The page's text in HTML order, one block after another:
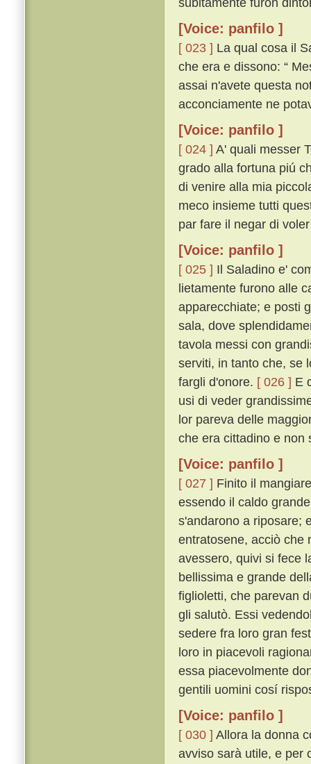
[Voice: panfilo ]
[ 023 ] La qual cosa il
che era e dissono: “
assai n'avete questa
acconciamente ne
[Voice: panfilo ]
[ 024 ] A' quali messer
grado alla fortuna piú
di venire alla mia
meco insieme tutti
par fare il negar di
[Voice: panfilo ]
[ 025 ] Il Saladino e'
lietamente furono alle
apparecchiate; e posti
sala, dove
tavola messi con
serviti, in tanto che, se
fargli d'onore. [ 026 ] E
usi di veder
lor pareva delle
che era cittadino e non
[Voice: panfilo ]
[ 027 ] Finito il
essendo il caldo
s'andarono a riposare;
entratosene, acciò che
avessero, quivi si fece
bellissima e grande
figlioletti, che parevan
gli salutò. Essi
sedere fra loro gran
loro in piacevoli
essa piacevolmente
gentili uomini cosí
[Voice: panfilo ]
[ 030 ] Allora la donna
avviso sarà utile, e per